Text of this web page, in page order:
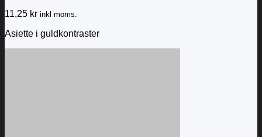
11,25 kr inkl moms.
Asiette i guldkontraster